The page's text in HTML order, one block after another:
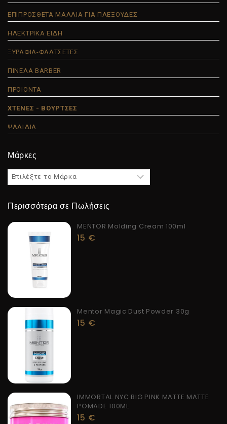
ΕΠΙΠΡΟΣΘΕΤΑ ΜΑΛΛΙΑ ΓΙΑ ΠΛΕΞΟΥΔΕΣ
ΗΛΕΚΤΡΙΚΑ ΕΙΔΗ
ΞΥΡΑΦΙΑ-ΦΑΛΤΣΕΤΕΣ
ΠΙΝΕΛΑ BARBER
ΠΡΟΙΟΝΤΑ
ΧΤΕΝΕΣ - ΒΟΥΡΤΣΕΣ
ΨΑΛΙΔΙΑ
Μάρκες
Περισσότερα σε Πωλήσεις
MENTOR Molding Cream 100ml
15 €
Mentor Magic Dust Powder 30g
15 €
IMMORTAL NYC BIG PINK MATTE MATTE
POMADE 100ML
15 €